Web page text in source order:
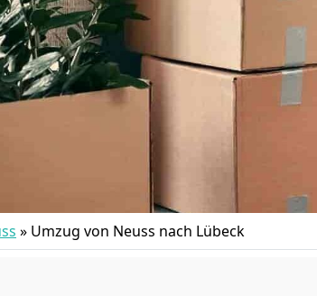
» Umzug von Neuss nach Lübeck